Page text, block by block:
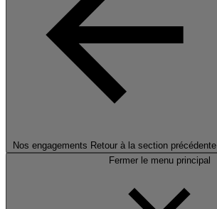
Nos engagements Retour à la section précédente
Fermer le menu principal